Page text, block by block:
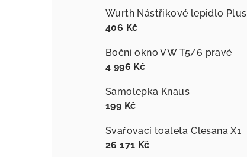
Wurth Nástřikové lepidlo Plus
406 Kč
Boční okno VW T5/6 pravé
4 996 Kč
Samolepka Knaus
199 Kč
Svařovací toaleta Clesana X1
26 171 Kč